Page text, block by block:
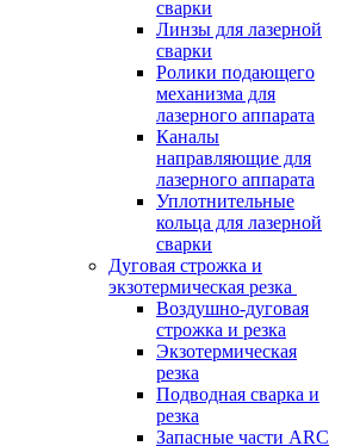
сварки
Линзы для лазерной
сварки
Ролики подающего
механизма для
лазерного аппарата
Каналы
направляющие для
лазерного аппарата
Уплотнительные
кольца для лазерной
сварки
Дуговая строжка и
экзотермическая резка
Воздушно-дуговая
строжка и резка
Экзотермическая
резка
Подводная сварка и
резка
Запасные части ARC